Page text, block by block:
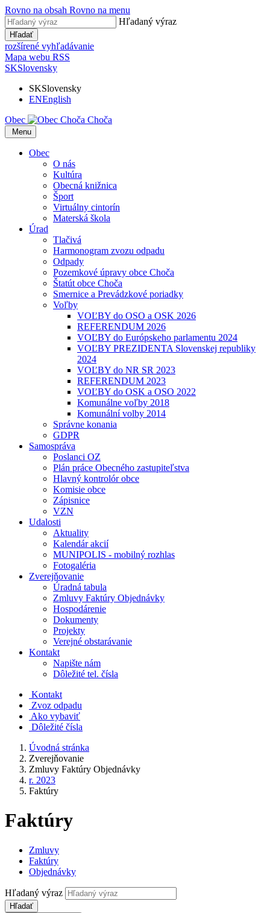
Rovno na obsah Rovno na menu
Hľadaný výraz
Hľadať
rozšírené vyhľadávanie
Mapa webu RSS
SKSlovensky
SKSlovensky
ENEnglish
Obec
Choča
Menu
Obec
O nás
Kultúra
Obecná knižnica
Šport
Virtuálny cintorín
Materská škola
Úrad
Tlačivá
Harmonogram zvozu odpadu
Odpady
Pozemkové úpravy obce Choča
Štatút obce Choča
Smernice a Prevádzkové poriadky
Voľby
VOĽBY do OSO a OSK 2026
REFERENDUM 2026
VOĽBY do Európskeho parlamentu 2024
VOĽBY PREZIDENTA Slovenskej republiky
2024
VOĽBY do NR SR 2023
REFERENDUM 2023
VOĽBY do OSK a OSO 2022
Komunálne voľby 2018
Komunální volby 2014
Správne konania
GDPR
Samospráva
Poslanci OZ
Plán práce Obecného zastupiteľstva
Hlavný kontrolór obce
Komisie obce
Zápisnice
VZN
Udalosti
Aktuality
Kalendár akcií
MUNIPOLIS - mobilný rozhlas
Fotogaléria
Zverejňovanie
Úradná tabula
Zmluvy Faktúry Objednávky
Hospodárenie
Dokumenty
Projekty
Verejné obstarávanie
Kontakt
Napište nám
Dôležité tel. čísla
Kontakt
Zvoz odpadu
Ako vybaviť
Dôležité čísla
Úvodná stránka
Zverejňovanie
Zmluvy Faktúry Objednávky
r. 2023
Faktúry
Faktúry
Zmluvy
Faktúry
Objednávky
Hľadaný výraz
Hľadať